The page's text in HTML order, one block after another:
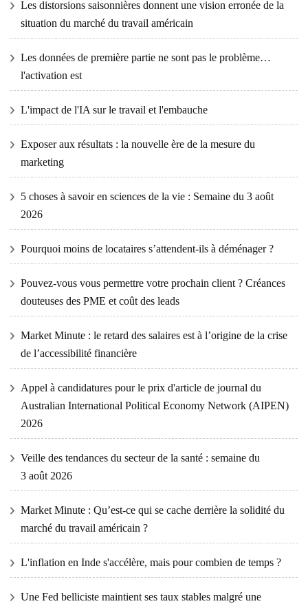
Les distorsions saisonnières donnent une vision erronée de la
situation du marché du travail américain
Les données de première partie ne sont pas le problème…
l'activation est
L'impact de l'IA sur le travail et l'embauche
Exposer aux résultats : la nouvelle ère de la mesure du
marketing
5 choses à savoir en sciences de la vie : Semaine du 3 août
2026
Pourquoi moins de locataires s’attendent-ils à déménager ?
Pouvez-vous vous permettre votre prochain client ? Créances
douteuses des PME et coût des leads
Market Minute : le retard des salaires est à l’origine de la crise
de l’accessibilité financière
Appel à candidatures pour le prix d'article de journal du
Australian International Political Economy Network (AIPEN)
2026
Veille des tendances du secteur de la santé : semaine du
3 août 2026
Market Minute : Qu’est-ce qui se cache derrière la solidité du
marché du travail américain ?
L'inflation en Inde s'accélère, mais pour combien de temps ?
Une Fed belliciste maintient ses taux stables malgré une